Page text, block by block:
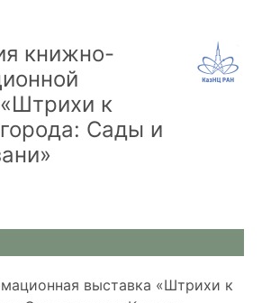
книжно-
к
Сады и
выставка «Штрихи к